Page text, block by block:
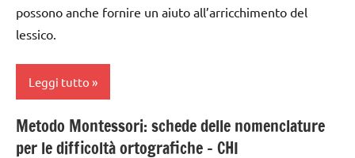
Montessori
e
leggere
TUTTI GLI
italiano
lettura e
scrittura
Montessori
LINGUAGGIO
LINGUAGGIO
scrivere
e
leggere
possono anche fornire un aiuto all’arricchimento del
lessico.
Leggi tutto
classe
1a
Metodo Montessori: schede delle nomenclature
per le difficoltà ortografiche – CHI